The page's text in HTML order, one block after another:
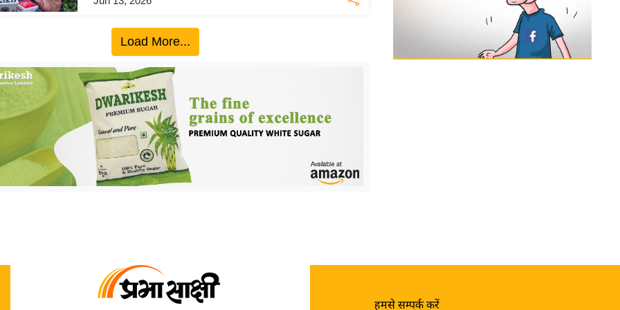
Load More...
हमसे सम्पर्क करें